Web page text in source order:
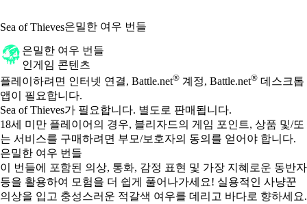
Sea of Thieves은밀한 여우 번들
은밀한 여우 번들
인게임 콘텐츠
가격
Available actions
플레이하려면 인터넷 연결, Battle.net® 계정, Battle.net® 데스크톱
앱이 필요합니다.
Sea of Thieves가 필요합니다. 별도로 판매됩니다.
18세 미만 플레이어의 경우, 블리자드의 게임 포인트, 상품 및/또
는 서비스를 구매하려면 부모/보호자의 동의를 얻어야 합니다.
은밀한 여우 번들
이 번들에 포함된 의상, 통화, 감정 표현 및 가장 지혜로운 동반자
등을 활용하여 모험을 더 쉽게 풀어나가세요! 실용적인 사냥꾼
의상을 입고 충성스러운 적갈색 여우를 데리고 바다로 향하세요.